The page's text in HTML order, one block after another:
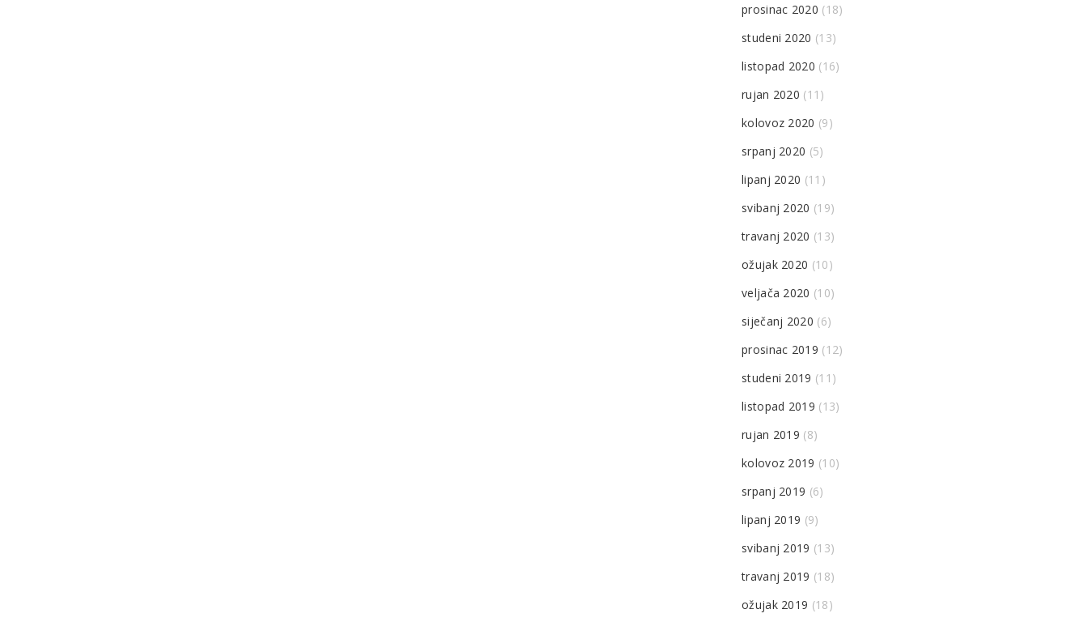
prosinac 2020 (18)
studeni 2020 (13)
listopad 2020 (16)
rujan 2020 (11)
kolovoz 2020 (9)
srpanj 2020 (5)
lipanj 2020 (11)
svibanj 2020 (19)
travanj 2020 (13)
ožujak 2020 (10)
veljača 2020 (10)
siječanj 2020 (6)
prosinac 2019 (12)
studeni 2019 (11)
listopad 2019 (13)
rujan 2019 (8)
kolovoz 2019 (10)
srpanj 2019 (6)
lipanj 2019 (9)
svibanj 2019 (13)
travanj 2019 (18)
ožujak 2019 (18)